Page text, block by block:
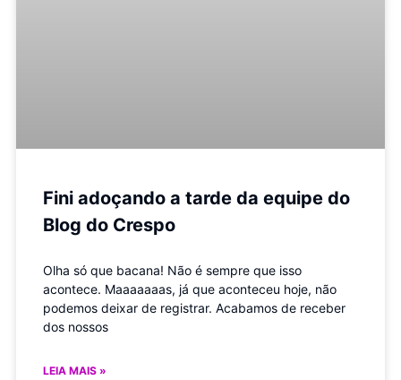
Fini adoçando a tarde da equipe do
Blog do Crespo
Olha só que bacana! Não é sempre que isso
acontece. Maaaaaaas, já que aconteceu hoje, não
podemos deixar de registrar. Acabamos de receber
dos nossos
LEIA MAIS »